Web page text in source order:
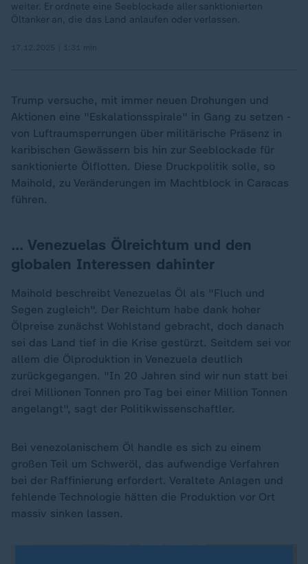
weiter. Er ordnete eine Seeblockade aller sanktionierten
Öltanker an, die das Land anlaufen oder verlassen.
Trump versuche, mit immer neuen Drohungen und
Aktionen eine "Eskalationsspirale" in Gang zu setzen -
von Luftraumsperrungen über militärische Präsenz in
karibischen Gewässern bis hin zur Seeblockade für
sanktionierte Ölflotten. Diese Druckpolitik solle, so
Maihold, zu Veränderungen im Machtblock in Caracas
führen.
… Venezuelas Ölreichtum und den
globalen Interessen dahinter
Maihold beschreibt Venezuelas Öl als "Fluch und
Segen zugleich". Der Reichtum habe dank hoher
Ölpreise zunächst Wohlstand gebracht, doch danach
sei das Land tief in die Krise gestürzt. Seitdem sei vor
allem die Ölproduktion in Venezuela deutlich
zurückgegangen. "In 20 Jahren sind wir nun statt bei
drei Millionen Tonnen pro Tag bei einer Million Tonnen
angelangt", sagt der Politikwissenschaftler.
Bei venezolanischem Öl handle es sich zu einem
großen Teil um Schweröl, das aufwendige Verfahren
bei der Raffinierung erfordert. Veraltete Anlagen und
fehlende Technologie hätten die Produktion vor Ort
massiv sinken lassen.